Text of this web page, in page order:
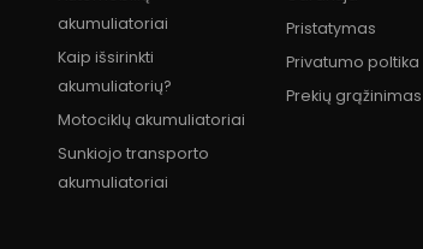
akumuliatoriai
Kaip išsirinkti
akumuliatorių?
Motociklų akumuliatoriai
Sunkiojo transporto
akumuliatoriai
Pristatymas
Privatumo poltika
Prekių grąžinimas